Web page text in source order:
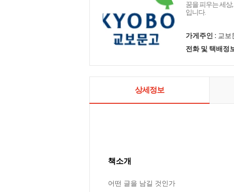
꿈을 피우는 세상
입니다.
가게주인 : 교보
전화 및 택배정
상세정보
책소개
어떤 글을 남길 것인가